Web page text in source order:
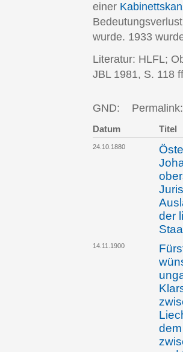
einer
wurde. 1933
Literatur: HLFL;
JBL 1981, S. 118
GND:
Datum Titel
24.10.1880
der
14.11.1900